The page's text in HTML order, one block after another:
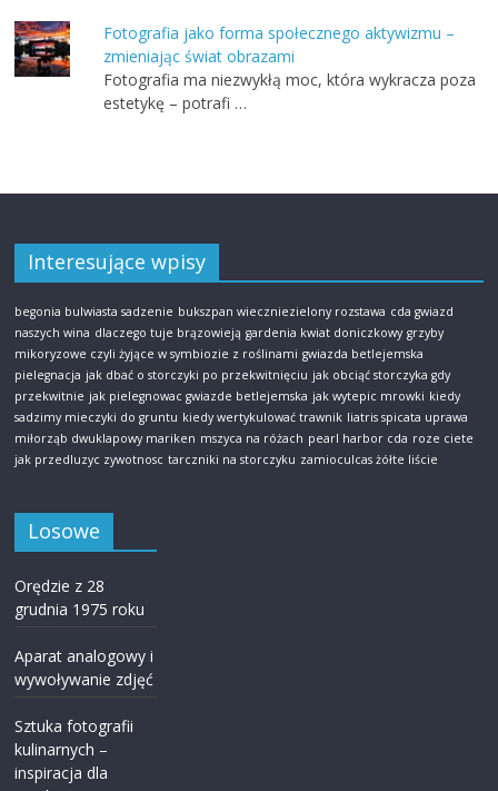
Fotografia jako forma społecznego aktywizmu –
zmieniając świat obrazami
Fotografia ma niezwykłą moc, która wykracza poza
estetykę – potrafi …
Interesujące wpisy
begonia bulwiasta sadzenie bukszpan wieczniezielony rozstawa cda gwiazd
naszych wina dlaczego tuje brązowieją gardenia kwiat doniczkowy grzyby
mikoryzowe czyli żyjące w symbiozie z roślinami gwiazda betlejemska
pielegnacja jak dbać o storczyki po przekwitnięciu jak obciąć storczyka gdy
przekwitnie jak pielegnowac gwiazde betlejemska jak wytepic mrowki kiedy
sadzimy mieczyki do gruntu kiedy wertykulować trawnik liatris spicata uprawa
miłorząb dwuklapowy mariken mszyca na różach pearl harbor cda roze ciete
jak przedluzyc zywotnosc tarczniki na storczyku zamioculcas żółte liście
Losowe
Orędzie z 28
grudnia 1975 roku
Aparat analogowy i
wywoływanie zdjęć
Sztuka fotografii
kulinarnych –
inspiracja dla